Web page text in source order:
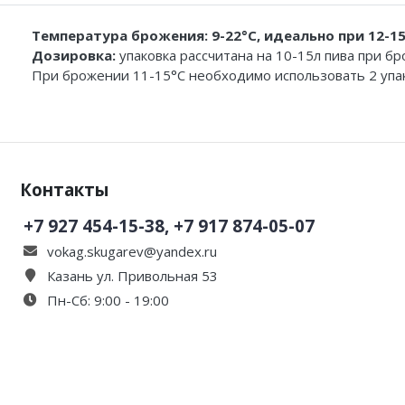
Температура брожения: 9-22°C, идеально при 12-
Дозировка:упаковка рассчитана на 10-15л пива при
При брожении 11-15°C необходимо использовать 2
Контакты
+7 927 454-15-38, +7 917 874-05-07
vokag.skugarev@yandex.ru
Казань ул. Привольная 53
Пн-Сб: 9:00 - 19:00